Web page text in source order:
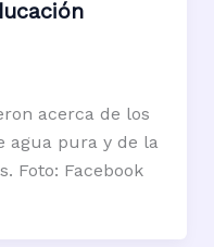
acerca de los
agua pura y de la
Foto: Facebook